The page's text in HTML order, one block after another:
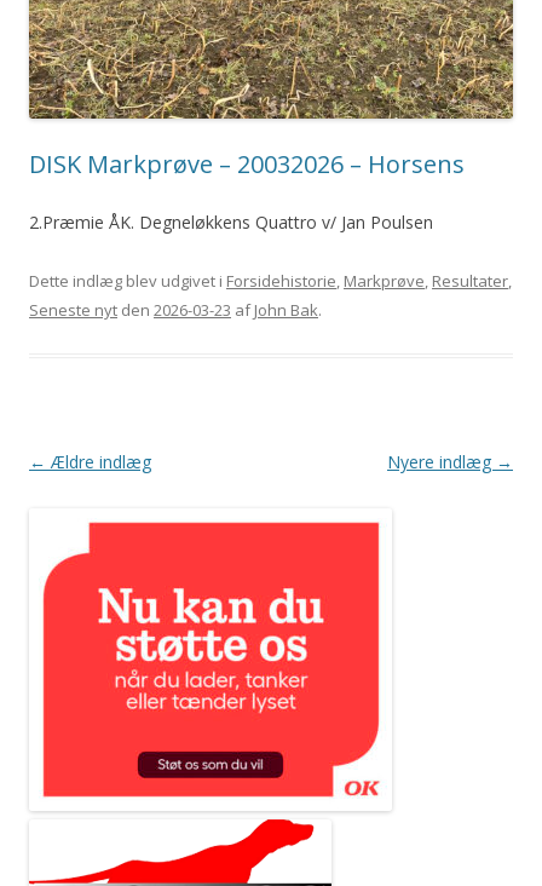
DISK Markprøve – 20032026 – Horsens
2.Præmie ÅK. Degneløkkens Quattro v/ Jan Poulsen
Dette indlæg blev udgivet i Forsidehistorie Markprøve Resultater
Seneste nyt den 2026-03-23 afJohn Bak.
Indlægsnavigation
← Ældre indlæg Nyere indlæg →